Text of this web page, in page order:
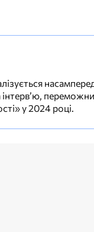
інтерв’ю,
у 2024 році.